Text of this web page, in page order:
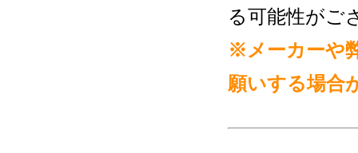
る可能性がご
※メーカーや
願いする場合